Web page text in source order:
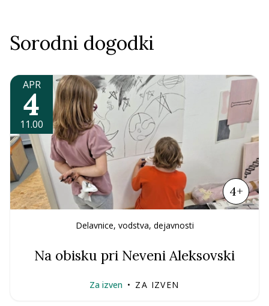
Sorodni dogodki
APR
4
11.00
4+
Delavnice, vodstva, dejavnosti
Na obisku pri Neveni Aleksovski
Za izven • ZA IZVEN